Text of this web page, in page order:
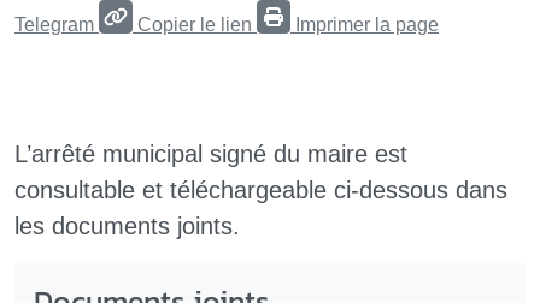
Telegram Copier le lien Imprimer la page
L’arrêté municipal signé du maire est
consultable et téléchargeable ci-dessous dans
les documents joints.